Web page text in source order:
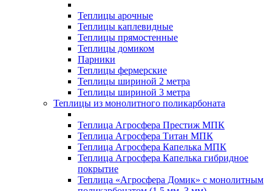
Теплицы арочные
Теплицы каплевидные
Теплицы прямостенные
Теплицы домиком
Парники
Теплицы фермерские
Теплицы шириной 2 метра
Теплицы шириной 3 метра
Теплицы из монолитного поликарбоната
Теплица Агросфера Престиж МПК
Теплица Агросфера Титан МПК
Теплица Агросфера Капелька МПК
Теплица Агросфера Капелька гибридное
покрытие
Теплица «Агросфера Домик» с монолитным